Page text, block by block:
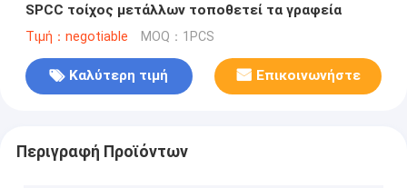
SPCC τοίχος μετάλλων τοποθετεί τα γραφεία
Τιμή：negotiable MOQ：1PCS
Καλύτερη τιμή Επικοινωνήστε
Περιγραφή Προϊόντων